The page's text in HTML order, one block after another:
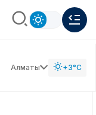
Алматы +3°C